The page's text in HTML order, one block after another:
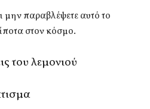
παραβλέψετε αυτό το
στον κόσμο.
του λεμονιού